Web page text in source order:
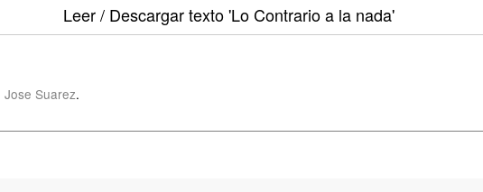
Leer / Descargar texto'Lo Contrario a la nada'
Jose Suarez.